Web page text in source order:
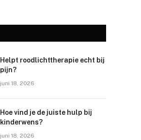
Helpt roodlichttherapie echt bij
pijn?
juni 18, 2026
Hoe vind je de juiste hulp bij
kinderwens?
juni 18, 2026